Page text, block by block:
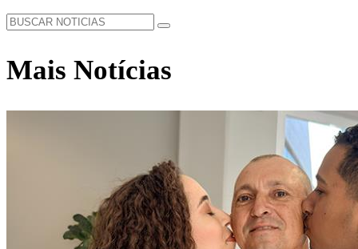
Mais Notícias